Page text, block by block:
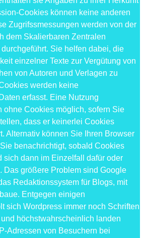
Cookies können keine anderen
Zugrifssmessungen werden von der
dem Skalierbaren Zentralen
Sie helfen dabei, die
einzelner Texte zur Vergütung von
von Autoren und Verlagen zu
werden keine
erfasst. Eine Nutzung
ohne Cookies möglich, sofern Sie
dass er keinerlei Cookies
Alternativ können Sie Ihren Browser
benachrichtigt, sobald Cookies
sich dann im Einzelfall dafür oder
Das größere Problem sind Google
Redaktionssystem für Blogs, mit
Entgegen einigen
sich Wordpress immer noch Schriften
höchstwahrscheinlich landen
Adressen von Besuchern bei